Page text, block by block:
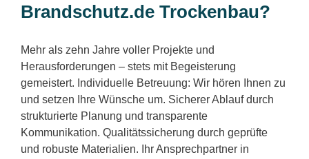
Brandschutz.de Trockenbau?
Mehr als zehn Jahre voller Projekte und
Herausforderungen – stets mit Begeisterung
gemeistert. Individuelle Betreuung: Wir hören Ihnen zu
und setzen Ihre Wünsche um. Sicherer Ablauf durch
strukturierte Planung und transparente
Kommunikation. Qualitätssicherung durch geprüfte
und robuste Materialien. Ihr Ansprechpartner in